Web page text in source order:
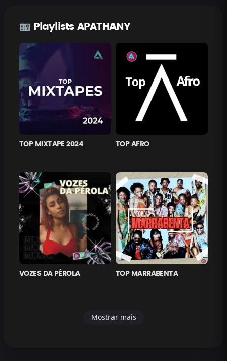
Playlists APATHANY
TOP MIXTAPE 2024 TOP AFRO
VOZES DA PÉROLA TOP MARRABENTA
Mostrar mais